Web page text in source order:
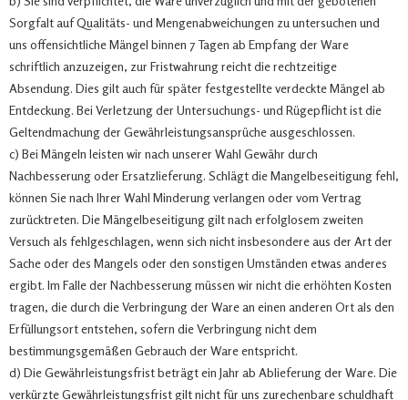
Sorgfalt auf Qualitäts- und Mengenabweichungen zu untersuchen und
uns offensichtliche Mängel binnen 7 Tagen ab Empfang der Ware
schriftlich anzuzeigen, zur Fristwahrung reicht die rechtzeitige
Absendung. Dies gilt auch für später festgestellte verdeckte Mängel ab
Entdeckung. Bei Verletzung der Untersuchungs- und Rügepflicht ist die
Geltendmachung der Gewährleistungsansprüche ausgeschlossen.
c) Bei Mängeln leisten wir nach unserer Wahl Gewähr durch
Nachbesserung oder Ersatzlieferung. Schlägt die Mangelbeseitigung fehl,
können Sie nach Ihrer Wahl Minderung verlangen oder vom Vertrag
zurücktreten. Die Mängelbeseitigung gilt nach erfolglosem zweiten
Versuch als fehlgeschlagen, wenn sich nicht insbesondere aus der Art der
Sache oder des Mangels oder den sonstigen Umständen etwas anderes
ergibt. Im Falle der Nachbesserung müssen wir nicht die erhöhten Kosten
tragen, die durch die Verbringung der Ware an einen anderen Ort als den
Erfüllungsort entstehen, sofern die Verbringung nicht dem
bestimmungsgemäßen Gebrauch der Ware entspricht.
d) Die Gewährleistungsfrist beträgt ein Jahr ab Ablieferung der Ware. Die
verkürzte Gewährleistungsfrist gilt nicht für uns zurechenbare schuldhaft